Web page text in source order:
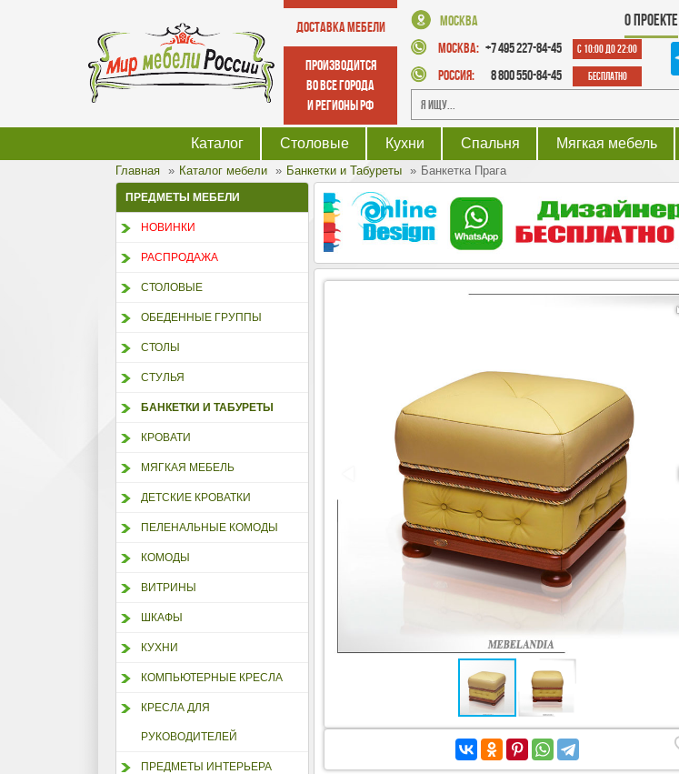
Доставка мебели
производится
во все города
и регионы РФ
Москва
Москва: +7 495 227-84-45 с 10:00 до 22:00
Россия: 8 800 550-84-45 Бесплатно
О проекте
Каталог Столовые Кухни Спальня Мягкая мебель
Главная Каталог мебели Банкетки и Табуреты Банкетка Прага
ПРЕДМЕТЫ МЕБЕЛИ
НОВИНКИ
РАСПРОДАЖА
СТОЛОВЫЕ
ОБЕДЕННЫЕ ГРУППЫ
СТОЛЫ
СТУЛЬЯ
БАНКЕТКИ И ТАБУРЕТЫ
КРОВАТИ
МЯГКАЯ МЕБЕЛЬ
ДЕТСКИЕ КРОВАТКИ
ПЕЛЕНАЛЬНЫЕ КОМОДЫ
КОМОДЫ
ВИТРИНЫ
ШКАФЫ
КУХНИ
КОМПЬЮТЕРНЫЕ КРЕСЛА
КРЕСЛА ДЛЯ
РУКОВОДИТЕЛЕЙ
ПРЕДМЕТЫ ИНТЕРЬЕРА